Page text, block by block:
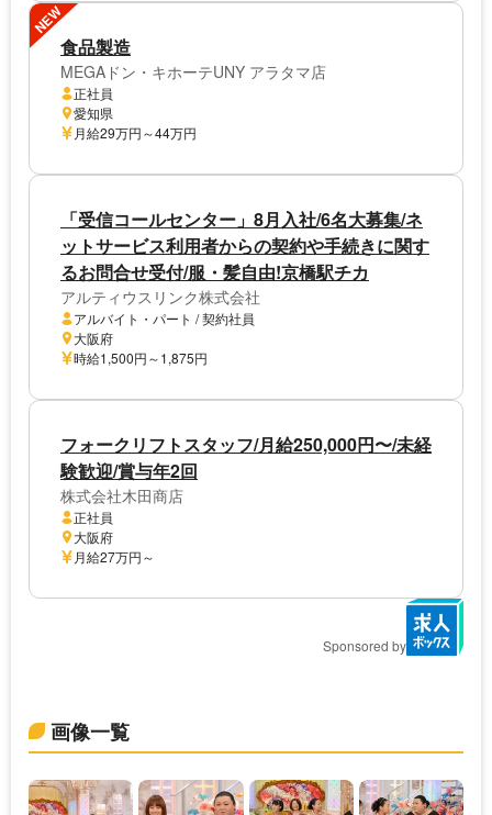
NEW
食品製造
MEGAドン・キホーテUNY アラタマ店
正社員
愛知県
月給29万円～44万円
「受信コールセンター」8月入社/6名大募集/ネ
ットサービス利用者からの契約や手続きに関す
るお問合せ受付/服・髪自由!京橋駅チカ
アルティウスリンク株式会社
アルバイト・パート / 契約社員
大阪府
時給1,500円～1,875円
フォークリフトスタッフ/月給250,000円〜/未経
験歓迎/賞与年2回
株式会社木田商店
正社員
大阪府
月給27万円～
Sponsored by
画像一覧